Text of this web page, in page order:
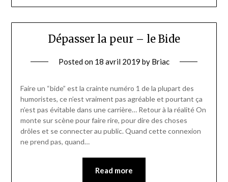
Dépasser la peur – le Bide
Posted on 18 avril 2019 by Briac
Faire un “bide” est la crainte numéro 1 de la plupart des
humoristes, ce n’est vraiment pas agréable et pourtant ça
n’est pas évitable dans une carrière… Retour à la réalité On
monte sur scène pour faire rire, pour dire des choses
drôles et se connecter au public. Quand cette connexion
ne prend pas, quand…
Read more